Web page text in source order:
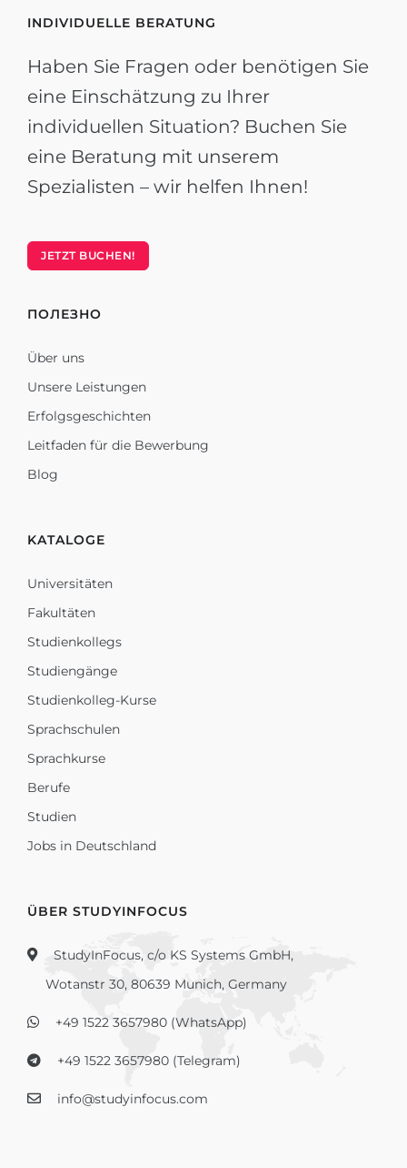
INDIVIDUELLE BERATUNG
Haben Sie Fragen oder benötigen Sie
eine Einschätzung zu Ihrer
individuellen Situation? Buchen Sie
eine Beratung mit unserem
Spezialisten – wir helfen Ihnen!
JETZT BUCHEN!
ПОЛЕЗНО
Über uns
Unsere Leistungen
Erfolgsgeschichten
Leitfaden für die Bewerbung
Blog
KATALOGE
Universitäten
Fakultäten
Studienkollegs
Studiengänge
Studienkolleg-Kurse
Sprachschulen
Sprachkurse
Berufe
Studien
Jobs in Deutschland
ÜBER STUDYINFOCUS
StudyInFocus, c/o KS Systems GmbH,
Wotanstr 30, 80639 Munich, Germany
+49 1522 3657980 (WhatsApp)
+49 1522 3657980 (Telegram)
info@studyinfocus.com